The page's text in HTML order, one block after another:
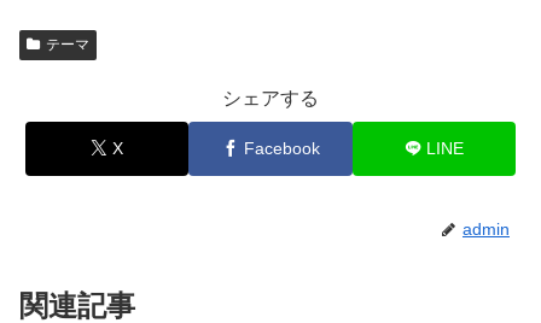
テーマ
シェアする
X Facebook LINE
admin
関連記事